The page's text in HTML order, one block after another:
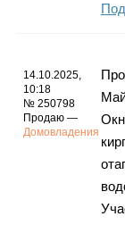
14.10.2025,
10:18
№ 250798
Продаю —
Домовладения